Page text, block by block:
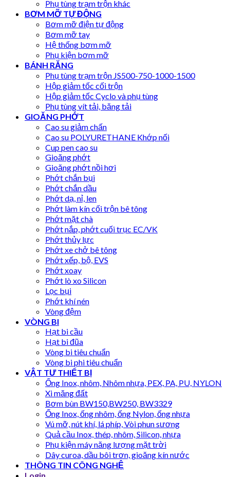
Phụ tùng trạm trộn khác
BƠM MỠ TỰ ĐỘNG
Bơm mỡ điện tự động
Bơm mỡ tay
Hệ thống bơm mỡ
Phụ kiện bơm mỡ
BÁNH RĂNG
Phụ tùng trạm trộn JS500-750-1000-1500
Hộp giảm tốc cối trộn
Hộp giảm tốc Cyclo và phụ tùng
Phụ tùng vít tải, băng tải
GIOĂNG PHỚT
Cao su giảm chấn
Cao su POLYURETHANE Khớp nối
Cup pen cao su
Gioăng phớt
Gioăng phớt nồi hơi
Phớt chắn bụi
Phớt chắn dầu
Phớt dạ, nỉ, len
Phớt làm kín cối trộn bê tông
Phớt mặt chà
Phớt nắp, phớt cuối trục EC/VK
Phớt thủy lực
Phớt xe chở bê tông
Phớt xếp, bộ, EVS
Phớt xoay
Phớt lò xo Silicon
Lọc bụi
Phớt khí nén
Vòng đệm
VÒNG BI
Hạt bi cầu
Hạt bi đũa
Vòng bi tiêu chuẩn
Vòng bi phi tiêu chuẩn
VẬT TƯ THIẾT BỊ
Ống Inox, nhôm, Nhôm nhựa, PEX, PA, PU, NYLON
Xi măng đất
Bơm bùn BW150,BW250, BW3329
Ống Inox, ống nhôm, ống Nylon, ống nhựa
Vú mỡ, nút khí, lá phíp, Vòi phun sương
Quả cầu Inox, thép, nhôm, Silicon, nhựa
Phụ kiện máy năng lượng mặt trời
Dây curoa, dầu bôi trơn, gioăng kín nước
THÔNG TIN CÔNG NGHỆ